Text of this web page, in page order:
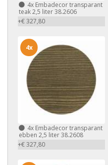
4x Embadecor transparant
teak 2,5 liter 38.2606
+€ 327,80
4x Embadecor transparant
ebben 2,5 liter 38.2608
+€ 327,80
4x